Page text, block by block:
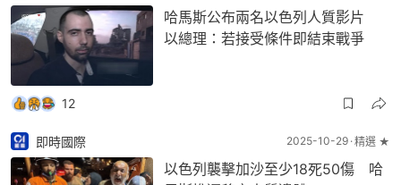
哈馬斯公布兩名以色列人質影片
以總理：若接受條件即結束戰爭
12
即時國際 2025-10-29 精選 ★
以色列襲擊加沙至少18死50傷 哈